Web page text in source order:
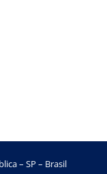
– SP – Brasil